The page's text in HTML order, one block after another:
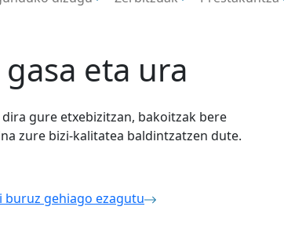
eta ura
gure etxebizitzan, bakoitzak bere
zure bizi-kalitatea baldintzatzen dute.
gehiago ezagutu